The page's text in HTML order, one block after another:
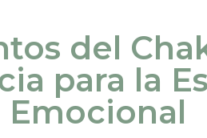
del
para la
Emocional